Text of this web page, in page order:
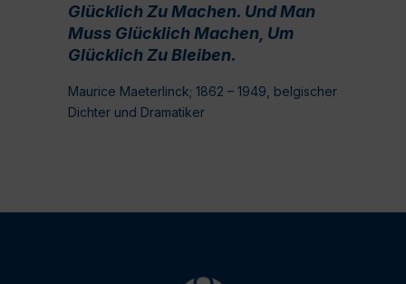
Glücklich Zu Machen. Und Man
Muss Glücklich Machen, Um
Glücklich Zu Bleiben.
Maurice Maeterlinck; 1862 – 1949, belgischer
Dichter und Dramatiker